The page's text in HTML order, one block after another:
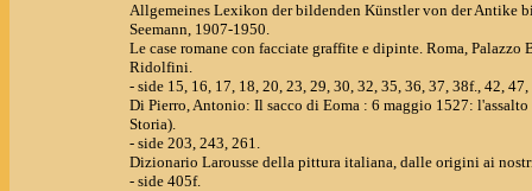
Allgemeines Lexikon der bildenden Künstler von der Antike
Seemann, 1907-1950.
Le case romane con facciate graffite e dipinte. Roma,
Ridolfini.
- side 15, 16, 17, 18, 20, 23, 29, 30, 32, 35, 36, 37, 38f., 42,
Di Pierro, Antonio: Il sacco di Eoma : 6 maggio 1527:
Storia).
- side 203, 243, 261.
Dizionario Larousse della pittura italiana, dalle origini ai
- side 405f.